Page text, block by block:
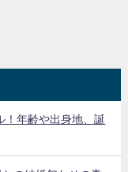
！年齢や出身地、誕